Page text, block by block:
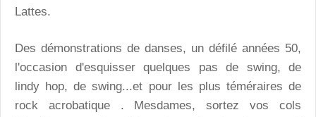
Lattes.
Des démonstrations de danses, un défilé années 50,
l'occasion d'esquisser quelques pas de swing, de
lindy hop, de swing...et pour les plus téméraires de
rock acrobatique . Mesdames, sortez vos cols